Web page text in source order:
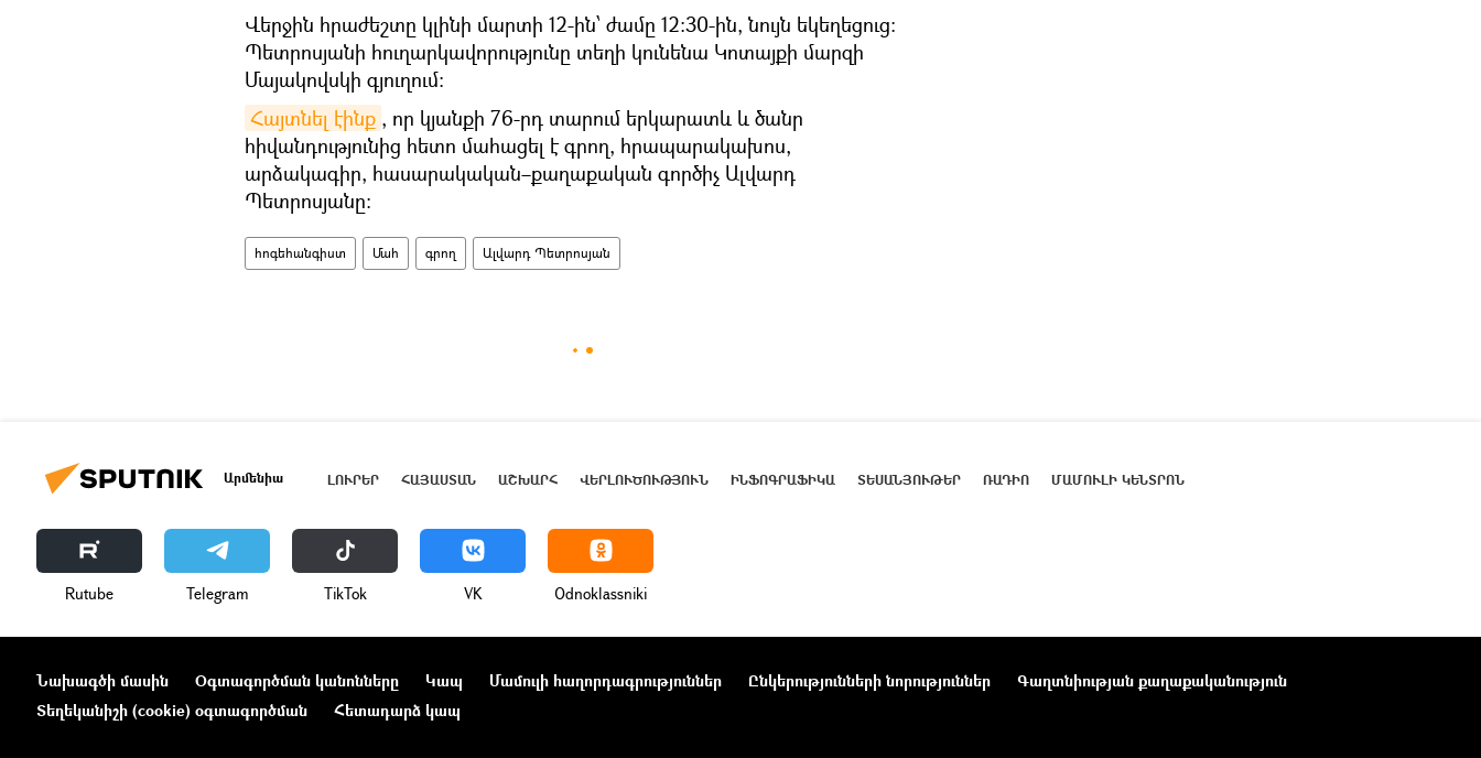
Վերջին հրաժեշտը կլինի մարտի 12-ին՝ ժամը 12։30-ին, նույն եկեղեցուց:
Պետրոսյանի հուղարկավորությունը տեղի կունենա Կոտայքի մարզի
Մայակովսկի գյուղում։
Հայտնել էինք , որ կյանքի 76-րդ տարում երկարատև և ծանր
հիվանդությունից հետո մահացել է գրող, հրապարակախոս,
արձակագիր, հասարակական–քաղաքական գործիչ Ալվարդ
Պետրոսյանը։
հոգեհանգիստ Մահ գրող Ալվարդ Պետրոսյան
Արմենիա ԼՈՒՐԵՐ ՀԱՅԱՍՏԱՆ ԱՇԽԱՐՀ ՎԵՐԼՈՒԾՈՒԹՅՈՒՆ ԻՆՖՈԳՐԱՖԻԿԱ ՏԵՍԱՆՅՈՒԹԵՐ ՌԱԴԻՈ ՄԱՄՈՒԼԻ ԿԵՆՏՐՈՆ
Rutube Telegram ТikТоk VK Odnoklassniki
Նախագծի մասին Օգտագործման կանոնները Կապ Մամուլի հաղորդագրություններ Ընկերությունների նորություններ
Գաղտնիության քաղաքականություն
Տեղեկանիշի (cookie) օգտագործման
Հետադարձ կապ